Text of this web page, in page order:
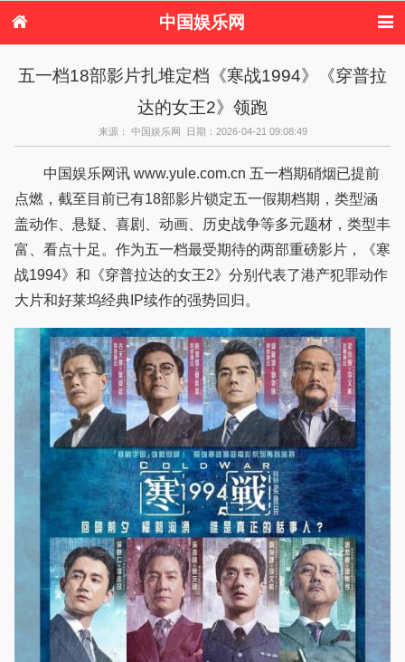
中国娱乐网
看电影
电视剧
演唱会 综艺节目
偶像活动
五一档18部影片扎堆定档《寒战1994》《穿普拉
达的女王2》领跑
来源： 中国娱乐网 日期：2026-04-21 09:08:49
中国娱乐网讯 www.yule.com.cn 五一档期硝烟已提前
点燃，截至目前已有18部影片锁定五一假期档期，类型涵
盖动作、悬疑、喜剧、动画、历史战争等多元题材，类型丰
富、看点十足。作为五一档最受期待的两部重磅影片，《寒
战1994》和《穿普拉达的女王2》分别代表了港产犯罪动作
大片和好莱坞经典IP续作的强势回归。